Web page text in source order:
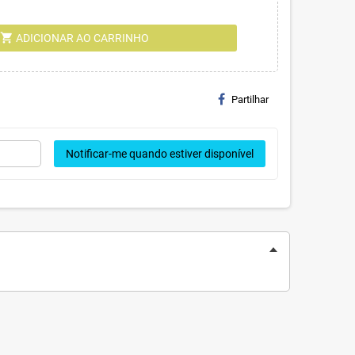
shopping_cart ADICIONAR AO CARRINHO
Partilhar
Notificar-me quando estiver disponível